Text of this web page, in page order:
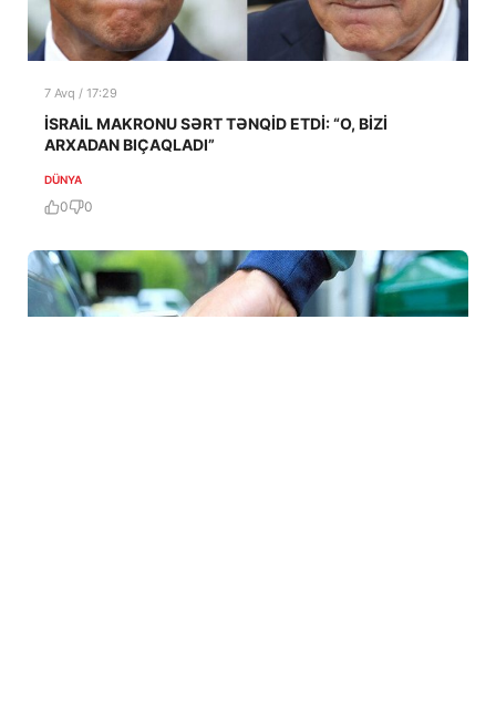
7 Avq / 17:29
İSRAİL MAKRONU SƏRT TƏNQİD ETDİ: “O, BİZİ
ARXADAN BIÇAQLADI”
DÜNYA
0 0